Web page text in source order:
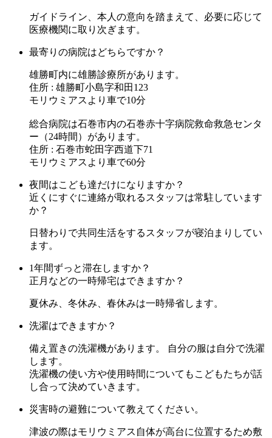
ガイドライン、本人の意向を踏まえて、必要に応じて
医療機関に取り次ぎます。
最寄りの病院はどちらですか？
雄勝町内に雄勝診療所があります。
住所 : 雄勝町小島字和田123
モリウミアスより車で10分
総合病院は石巻市内の石巻赤十字病院救命救急センタ
ー（24時間）があります。
住所 : 石巻市蛇田字西道下71
モリウミアスより車で60分
夜間はこども達だけになりますか？
近くにすぐに連絡が取れるスタッフは常駐しています
か？
日替わりで共同生活をするスタッフが寝泊まりしてい
ます。
1年間ずっと滞在しますか？
正月などの一時帰宅はできますか？
夏休み、冬休み、春休みは一時帰省します。
洗濯はできますか？
備え置きの洗濯機があります。 自分の服は自分で洗濯
します。
洗濯機の使い方や使用時間についてもこどもたちが話
し合って決めていきます。
災害時の避難について教えてください。
津波の際はモリウミアス自体が高台に位置するため敷